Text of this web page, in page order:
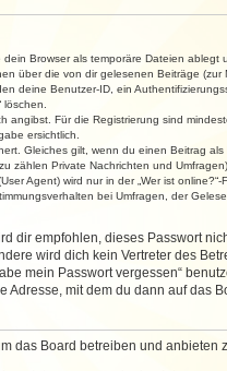
Browser als temporäre Dateien
über die von dir gelesenen Beiträge
deine Benutzer-ID, ein
löschen.
Für die Registrierung sind
ersichtlich.
Gleiches gilt, wenn du einen Beitrag
Private Nachrichten und
Agent) wird nur in der „Wer ist
bei Umfragen, der
dir empfohlen, dieses Passwort
wird dich kein Vertreter des
mein Passwort vergessen“
mit dem du dann auf das
das Board betreiben und anbieten